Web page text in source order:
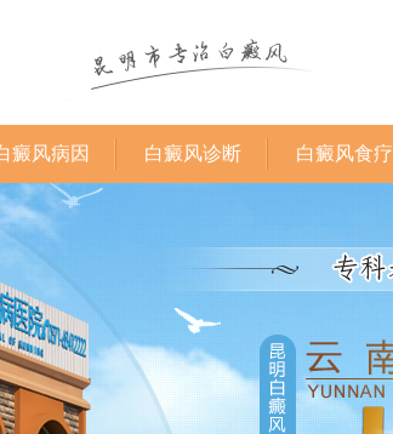
癜风病因 白癜风诊断 白癜风食疗